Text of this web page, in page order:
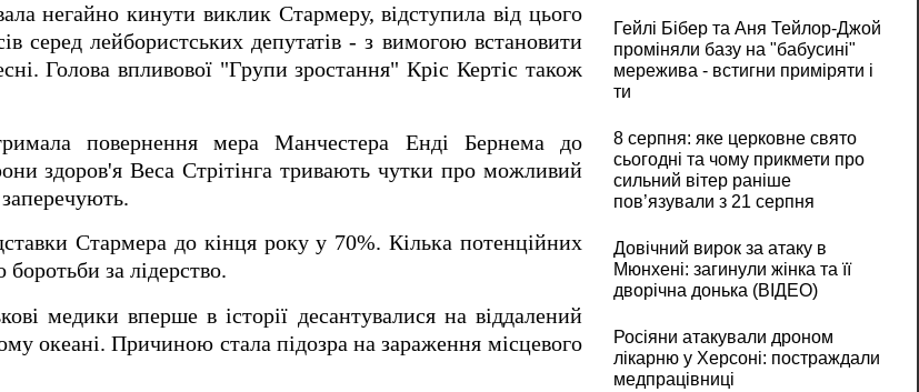
негайно кинути виклик Стармеру, відступила від цього
серед лейбористських депутатів - з вимогою встановити
Голова впливової "Групи зростання" Кріс Кертіс також
повернення мера Манчестера Енді Бернема до
здоров'я Веса Стрітінга тривають чутки про можливий
Стармера до кінця року у 70%. Кілька потенційних
боротьби за лідерство.
медики вперше в історії десантувалися на віддалений
океані. Причиною стала підозра на зараження місцевого
Гейлі Бібер та Аня Тейлор-Джой
проміняли базу на "бабусині"
мережива - встигни приміряти і
ти
8 серпня: яке церковне свято
сьогодні та чому прикмети про
сильний вітер раніше
пов’язували з 21 серпня
Довічний вирок за атаку в
Мюнхені: загинули жінка та її
дворічна донька (ВІДЕО)
Росіяни атакували дроном
лікарню у Херсоні: постраждали
медпрацівниці